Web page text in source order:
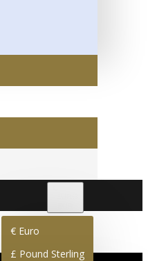
€ Euro
£ Pound Sterling